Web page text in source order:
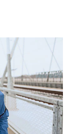
PROFESIONALES
CUPONES
COMPRAR
MX (ES)